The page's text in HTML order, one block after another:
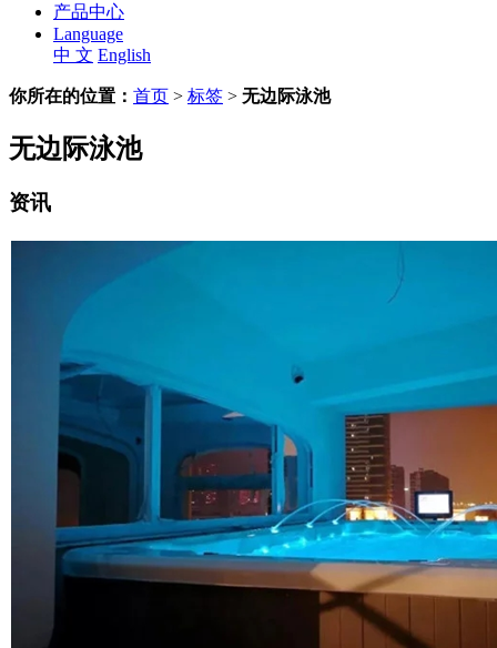
产品中心
Language
中 文 English
你所在的位置： 首页 > 标签 > 无边际泳池
无边际泳池
资讯